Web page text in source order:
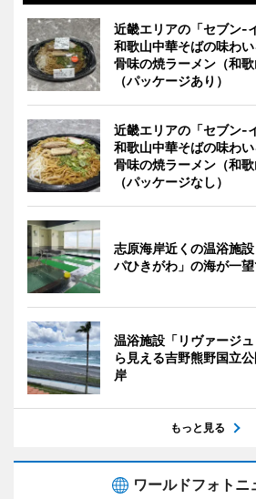
近畿エリアの「セブン-
和歌山中華そばの味わ
骨味の焼ラーメン（和歌
（パッケージあり）
近畿エリアの「セブン-
和歌山中華そばの味わ
骨味の焼ラーメン（和歌
（パッケージなし）
志原海岸近くの温浴施
パひきがわ」の海が一
温浴施設「リヴァージ
ら見える吉野熊野国立
岸
もっと見る
ワールドフォトニ